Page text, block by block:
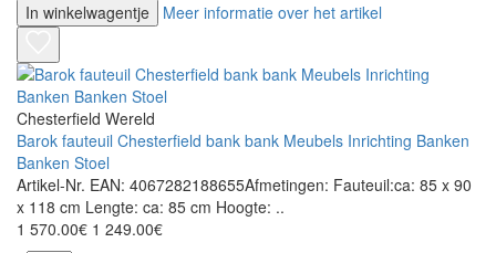
In winkelwagentje
Meer informatie over het artikel
Chesterfield Wereld
Barok fauteuil Chesterfield bank bank Meubels Inrichting Banken
Banken Stoel
Artikel-Nr. EAN: 4067282188655Afmetingen: Fauteuil:ca: 85 x 90
x 118 cm Lengte: ca: 85 cm Hoogte: ..
1 570.00€ 1 249.00€